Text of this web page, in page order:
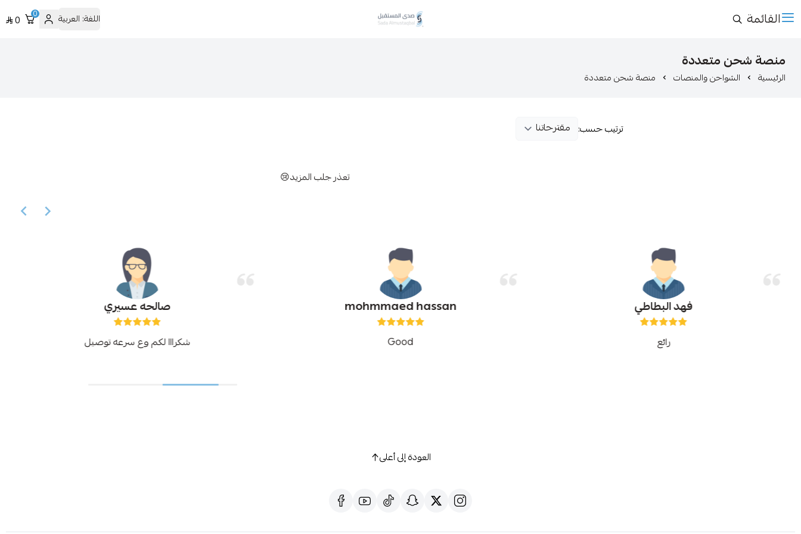
القائمة صدى المستقبل اللغة: العربية 0
0
منصة شحن متعددة
الرئيسية الشواحن والمنصات منصة شحن متعددة
ترتيب حسب:
تعذر جلب المزيد😢
فهد البطاطي
رائع
mohmmaed hassan
Good
صالحه عسيري
شكرااا لكم وع سرعه توصيل
العودة إلى أعلى